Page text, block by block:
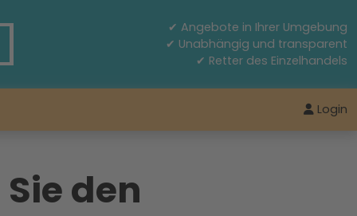
✔ Angebote in Ihrer Umgebung
✔ Unabhängig und transparent
✔ Retter des Einzelhandels
Login
den